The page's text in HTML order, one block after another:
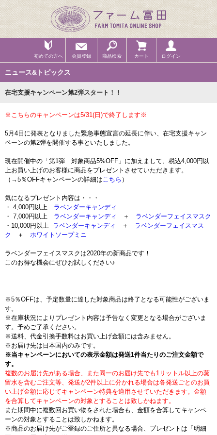
初めての方へ 会員登録 商品検索 カート ログイン
ニュース&トピックス
在宅支援キャンペーン第2弾スタート！！
※こちらのキャンペーンは5/31(日)で終了します※
5月4日に発表となりました緊急事態宣言の延長に伴い、在宅支援キャン
ペーンの第2弾を開催する事といたしました。
現在開催中の「第1弾 対象商品5%OFF」に加えまして、税込4,000円以
上お買い上げのお客様に商品をプレゼントさせていただきます。
（→5％OFFキャンペーンの詳細はこちら ）
気になるプレゼント内容は・・・
・ 4,000円以上 ラベンダーキャンディ
・ 7,000円以上 ラベンダーキャンディ ＋ ラベンダーフェイスマスク
・10,000円以上 ラベンダーキャンディ ＋ ラベンダーフェイスマス
ク
＋ ホワイトソープミニ
ラベンダーフェイスマスクは2020年の新商品です！
このお得な機会にぜひお試しください♪
※5％OFFは、予定数量に達した対象商品は終了となる可能性がございま
す。
※在庫状況によりプレゼント内容は予告なく変更となる場合がございま
す。予めご了承ください。
※送料、代金引換手数料はお買い上げ金額には含みません。
※お届け先は日本国内のみです。
※当キャンペーンにおいての表示金額は発送1件当たりのご注文金額で
す。
複数のお届け先がある場合、また同一のお届け先でも1リットル以上の蒸
留水を含むご注文等、発送が2件以上に分かれる場合は各発送ごとのお買
い上げ金額に応じてキャンペーン特典を適用させていただきます。金額
を合算してキャンペーンの対象とすることは致しかねます。
また期間中に複数回お買い物をされた場合も、金額を合算してキャンペ
ーンの対象とすることは致しかねます。
※商品のお届け先がご登録のご住所と異なる場合、プレゼントは「明細